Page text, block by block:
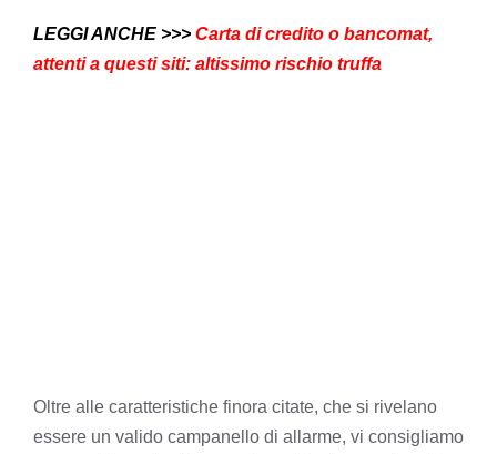
LEGGI ANCHE >>> Carta di credito o bancomat,
attenti a questi siti: altissimo rischio truffa
Oltre alle caratteristiche finora citate, che si rivelano
essere un valido campanello di allarme, vi consigliamo